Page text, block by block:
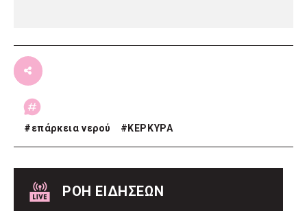
#επάρκεια νερού # ΚΕΡΚΥΡΑ
ΡΟΗ ΕΙΔΗΣΕΩΝ